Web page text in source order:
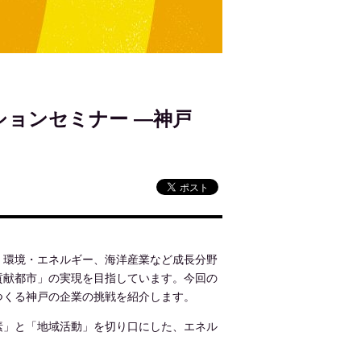
ョンセミナー ―神戸
境・エネルギー、海洋産業など成長分野
都市」の実現を目指しています。今回の
る神戸の企業の挑戦を紹介します。
と「地域活動」を切り口にした、エネル